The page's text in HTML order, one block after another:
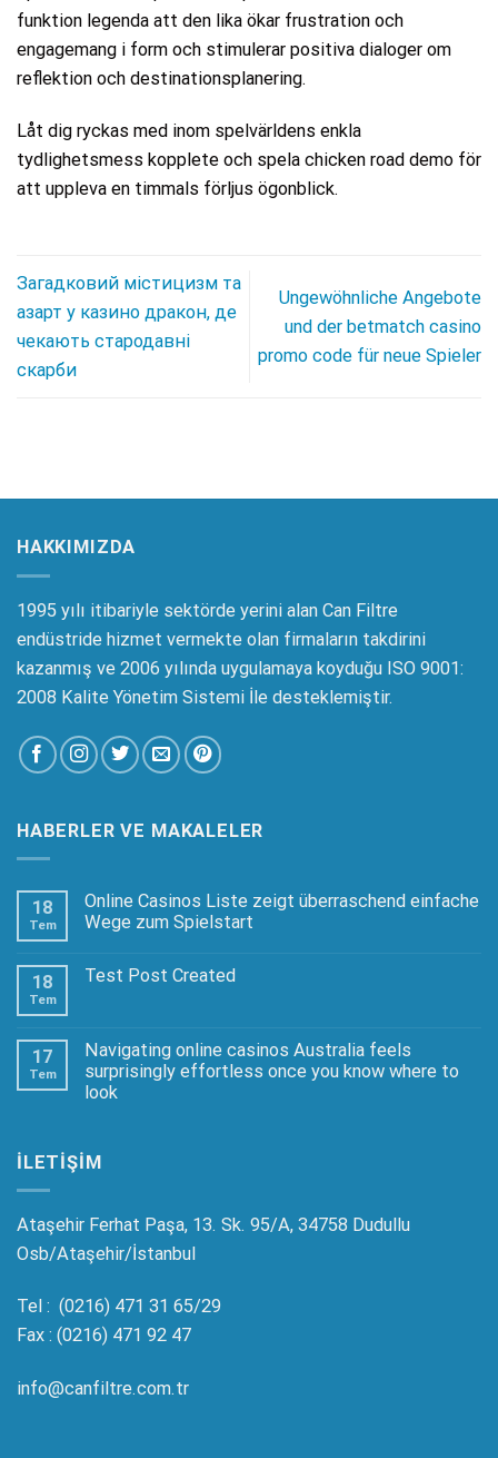
funktion legenda att den lika ökar frustration och
engagemang i form och stimulerar positiva dialoger om
reflektion och destinationsplanering.
Låt dig ryckas med inom spelvärldens enkla
tydlighetsmess kopplete och spela chicken road demo för
att uppleva en timmals förljus ögonblick.
Загадковий містицизм та
азарт у казино дракон, де
чекають стародавні
скарби
Ungewöhnliche Angebote
und der betmatch casino
promo code für neue Spieler
HAKKIMIZDA
1995 yılı itibariyle sektörde yerini alan Can Filtre
endüstride hizmet vermekte olan firmaların takdirini
kazanmış ve 2006 yılında uygulamaya koyduğu ISO 9001:
2008 Kalite Yönetim Sistemi İle desteklemiştir.
HABERLER VE MAKALELER
18
Tem
Online Casinos Liste zeigt überraschend einfache
Wege zum Spielstart
18
Tem
Test Post Created
17
Tem
Navigating online casinos Australia feels
surprisingly effortless once you know where to
look
ILETIŞIM
Ataşehir Ferhat Paşa, 13. Sk. 95/A, 34758 Dudullu
Osb/Ataşehir/İstanbul
Tel : (0216) 471 31 65/29
Fax : (0216) 471 92 47
info@canfiltre.com.tr